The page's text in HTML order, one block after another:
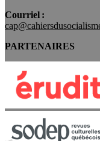
Courriel :
PARTENAIRES